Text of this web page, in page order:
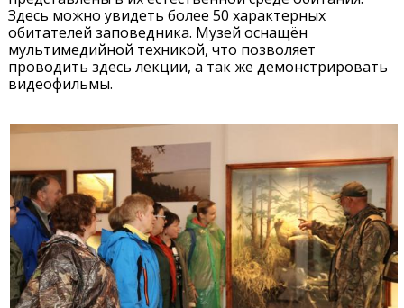
Здесь можно увидеть более 50 характерных
обитателей заповедника. Музей оснащён
мультимедийной техникой, что позволяет
проводить здесь лекции, а так же демонстрировать
видеофильмы.